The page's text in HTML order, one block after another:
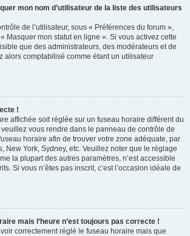
mon nom d’utilisateur de la liste des utilisateurs
de l’utilisateur, sous « Préférences du forum »,
Masquer mon statut en ligne ». Si vous activez cette
que des administrateurs, des modérateurs et de
alors comptabilisé comme étant un utilisateur
!
affichée soit réglée sur un fuseau horaire différent du
vous rendre dans le panneau de contrôle de
horaire afin de trouver votre zone adéquate, par
New York, Sydney, etc. Veuillez noter que le réglage
la plupart des autres paramètres, n’est accessible
Si vous n’êtes pas inscrit, c’est l’occasion idéale de
mais l’heure n’est toujours pas correcte !
correctement réglé le fuseau horaire mais que